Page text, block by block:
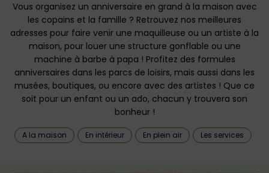
Vous organisez un anniversaire en grand à la maison avec
les copains et la famille ? Retrouvez nos meilleures
adresses pour faire venir une maquilleuse ou un artiste à la
maison, pour louer une structure gonflable ou une
machine à barbe à papa ! Profitez des formules
anniversaires dans les parcs de loisirs, mais aussi dans les
musées, boutiques, ou encore avec des artistes ! Que ce
soit pour un enfant ou un ado, chacun y trouvera son
bonheur !
A la maison En intérieur En plein air Les services